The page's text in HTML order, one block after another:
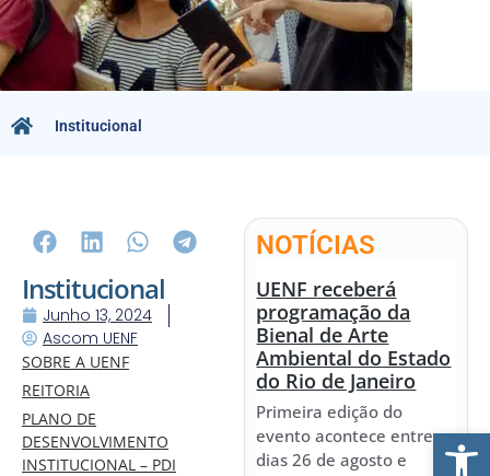
Institucional
Institucional
Junho 13, 2024
Ascom UENF
SOBRE A UENF
REITORIA
PLANO DE
DESENVOLVIMENTO
INSTITUCIONAL – PDI
NOTÍCIAS
UENF receberá
programação da
Bienal de Arte
Ambiental do Estado
do Rio de Janeiro
Primeira edição do
evento acontece entre os
dias 26 de agosto e